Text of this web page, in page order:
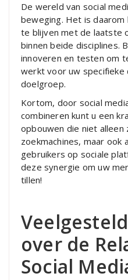
De wereld van social
beweging. Het is
te blijven met de laatste
binnen beide disciplines.
innoveren en testen om
werkt voor uw specifieke
doelgroep.
Kortom, door social
combineren kunt u een
opbouwen die niet alleen
zoekmachines, maar ook
gebruikers op sociale
deze synergie om uw
tillen!
over de
Social